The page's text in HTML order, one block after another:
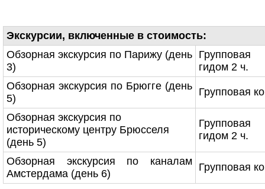
Экскурсии, включенные в стоимость:
Обзорная экскурсия по Парижу (день
3)
Групповая
гидом 2 ч.
Обзорная экскурсия по Брюгге (день
5)
Групповая
Обзорная экскурсия по
историческому центру Брюсселя
(день 5)
Групповая
гидом 2 ч.
Обзорная экскурсия по каналам
Амстердама (день 6)
Групповая